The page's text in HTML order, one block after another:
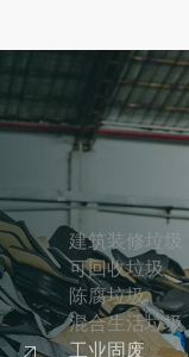
建筑装修垃圾
可回收垃圾
陈腐垃圾
混合生活垃圾
工业固废